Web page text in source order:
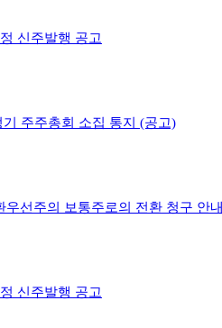
신주발행 공고
기 주주총회 소집 통지 (공고)
우선주의 보통주로의 전환 청구 안내
신주발행 공고